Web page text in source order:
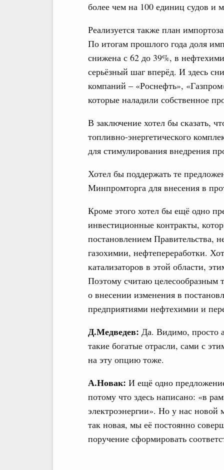
более чем на 100 единиц судов и
Реализуется также план
По итогам прошлого года доля
снижена с 62 до 39%, в
серьёзный шаг вперёд. И здесь
компаний – «Роснефть»,
которые наладили собственное
В заключение хотел бы сказать,
топливно-энергетического
для стимулирования внедрения
Хотел бы поддержать те
Минпромторга для внесения в
Кроме этого хотел бы ещё одно
инвестиционные контракты,
постановлением Правительства,
газохимии, нефтепереработки.
катализаторов в этой области,
Поэтому считаю целесообразным
о внесении изменения в
предприятиями нефтехимии и
Д.Медведев: Да. Видимо, просто
такие богатые отрасли, сами с
на эту опцию тоже.
А.Новак: И ещё одно
потому что здесь написано: «в
электроэнергии». Но у нас новой
так новая, мы её постоянно
поручение сформировать